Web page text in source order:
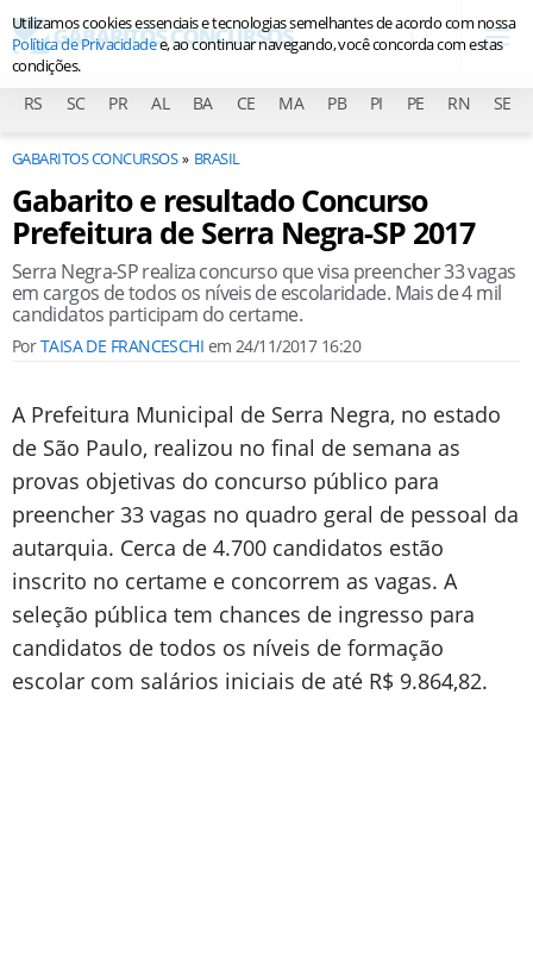
RS SC PR AL BA CE MA PB PI PE RN SE
GABARITOS CONCURSOS BRASIL
Gabarito e resultado Concurso
Prefeitura de Serra Negra-SP 2017
Serra Negra-SP realiza concurso que visa preencher 33 vagas
em cargos de todos os níveis de escolaridade. Mais de 4 mil
candidatos participam do certame.
PorTAISA DE FRANCESCHI em 24/11/2017 16:20
A Prefeitura Municipal de Serra Negra, no estado
de São Paulo, realizou no final de semana as
provas objetivas do concurso público para
preencher 33 vagas no quadro geral de pessoal da
autarquia. Cerca de 4.700 candidatos estão
inscrito no certame e concorrem as vagas. A
seleção pública tem chances de ingresso para
candidatos de todos os níveis de formação
escolar com salários iniciais de até R$ 9.864,82.
Utilizamos cookies essenciais e tecnologias semelhantes de acordo com nossa
Política de Privacidadee, ao continuar navegando, você concorda com estas
condições.